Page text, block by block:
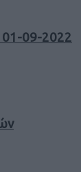
09-2022